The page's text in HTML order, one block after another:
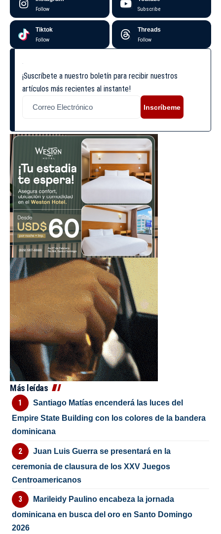
Follow Subscribe
Tiktok
Follow
Threads
Follow
¡Suscríbete a nuestro boletín para recibir nuestros
artículos más recientes al instante!
Inscríbeme
Más leídas
Santiago Matías encenderá las luces del
Empire State Building con los colores de la bandera
dominicana
Juan Luis Guerra se presentará en la
ceremonia de clausura de los XXV Juegos
Centroamericanos
Marileidy Paulino encabeza la jornada
dominicana en busca del oro en Santo Domingo
2026